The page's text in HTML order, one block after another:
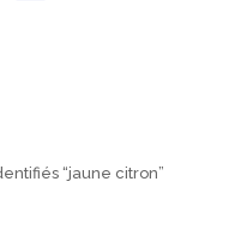
“jaune citron”